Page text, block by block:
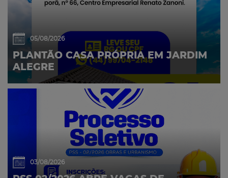
05/08/2026
PLANTÃO CASA PRÓPRIA EM JARDIM
ALEGRE
03/08/2026